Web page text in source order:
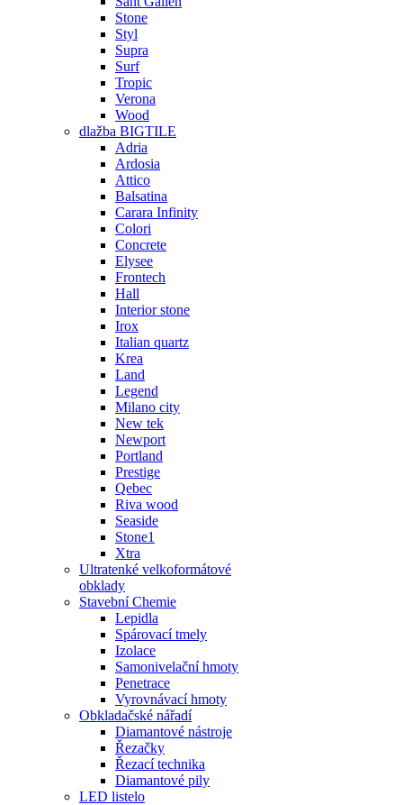
Stone
Styl
Supra
Surf
Tropic
Verona
Wood
dlažba BIGTILE
Adria
Ardosia
Attico
Balsatina
Carara Infinity
Colori
Concrete
Elysee
Frontech
Hall
Interior stone
Irox
Italian quartz
Krea
Land
Legend
Milano city
New tek
Newport
Portland
Prestige
Qebec
Riva wood
Seaside
Stone1
Xtra
Ultratenké velkoformátové
obklady
Stavební Chemie
Lepidla
Spárovací tmely
Izolace
Samonivelační hmoty
Penetrace
Vyrovnávací hmoty
Obkladačské nářadí
Diamantové nástroje
Řezačky
Řezací technika
Diamantové pily
LED listelo